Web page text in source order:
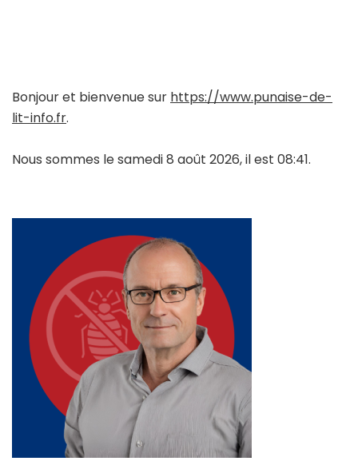
Bonjour et bienvenue sur https://www.punaise-de-
lit-info.fr.
Nous sommes le samedi 8 août 2026, il est 08:41.